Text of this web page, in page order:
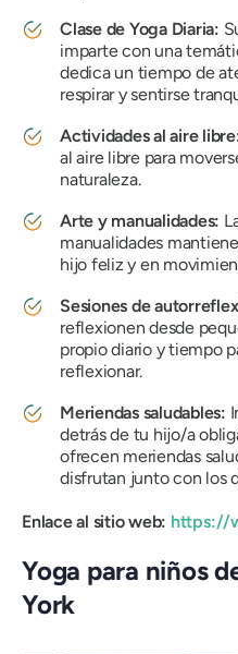
Clase de Yoga Diaria:
imparte con una
dedica un tiempo de
respirar y sentirse
Actividades al aire
al aire libre para
naturaleza.
Arte y manualidades:
manualidades
hijo feliz y en
Sesiones de
reflexionen desde
propio diario y tiempo
reflexionar.
Meriendas saludables:
detrás de tu hijo/a
ofrecen meriendas
disfrutan junto con los
Enlace al sitio web: https://
Yoga para niños
York